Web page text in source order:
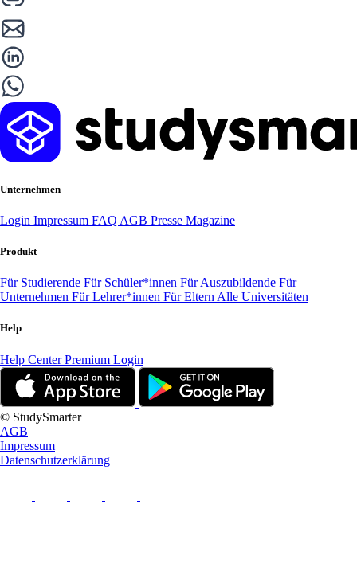
Unternehmen
Login Impressum FAQ AGB Presse Magazine
Produkt
Für Studierende Für Schüler*innen Für Auszubildende Für
Unternehmen Für Lehrer*innen Für Eltern Alle Universitäten
Help
Help CenterPremium Login
© StudySmarter
AGB
Impressum
Datenschutzerklärung